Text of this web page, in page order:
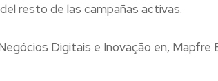
resto de las campañas activas.
Digitais e Inovação en, Mapfre